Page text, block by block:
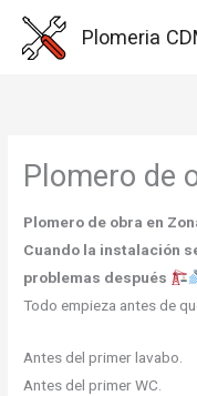
Plomeria
Plomero de
Plomero de obra en
Cuando la instalación
problemas después
Todo empieza antes de
Antes del primer lavabo.
Antes del primer WC.